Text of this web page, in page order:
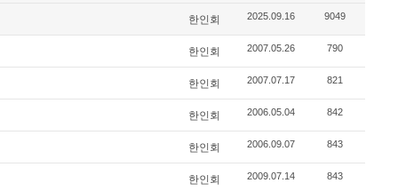
한인회 2025.09.16 9049
한인회 2007.05.26 790
한인회 2007.07.17 821
한인회 2006.05.04 842
한인회 2006.09.07 843
한인회 2009.07.14 843